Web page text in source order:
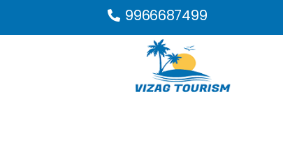
9966687499